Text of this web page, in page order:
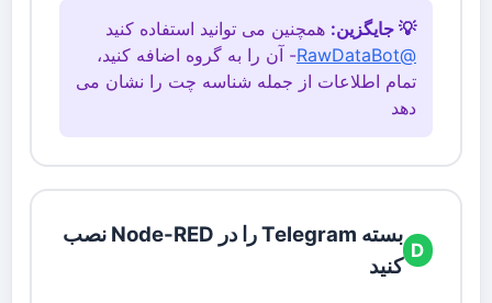
💡 جایگزین: همچنین می توانید استفاده کنید
@RawDataBot
- آن را به گروه اضافه کنید،
تمام اطلاعات از جمله شناسه چت را نشان می
دهد
D
بسته Telegram را در Node-RED نصب
کنید